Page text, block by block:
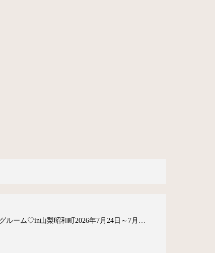
ルーム♡in山梨昭和町2026年7月24日～7月…